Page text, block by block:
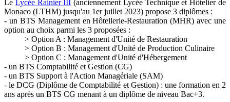
Le Lycée Rainier III (anciennement Lycée Technique et Hôtelier de
Monaco (LTHM) jusqu'au 1er juillet 2023) propose 3 diplômes :
- un BTS Management en Hôtellerie-Restauration (MHR) avec une
option au choix parmi les 3 proposées :
> Option A : Management d'Unité de Restauration
> Option B : Management d'Unité de Production Culinaire
> Option C : Management d'Unité d'Hébergement
- un BTS Comptabilité et Gestion (CG)
- un BTS Support à l'Action Managériale (SAM)
- le DCG (Diplôme de Comptabilité et Gestion) : une formation en 2
ans après un BTS CG menant à un diplôme de niveau Bac+3.